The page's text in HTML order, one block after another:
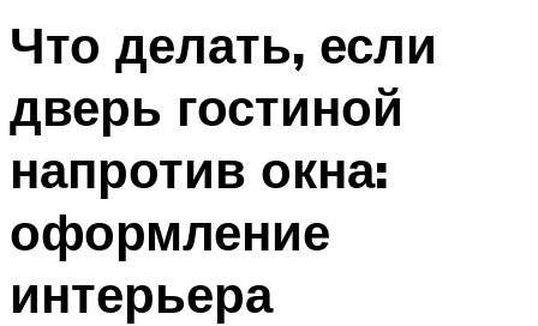
Что делать, если
дверь гостиной
напротив окна:
оформление
интерьера